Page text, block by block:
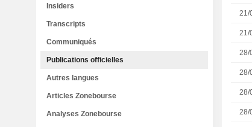
21/
21/
28/
28/
28/
28/
Insiders
Transcripts
Communiqués
Publications officielles
Autres langues
Articles Zonebourse
Analyses Zonebourse